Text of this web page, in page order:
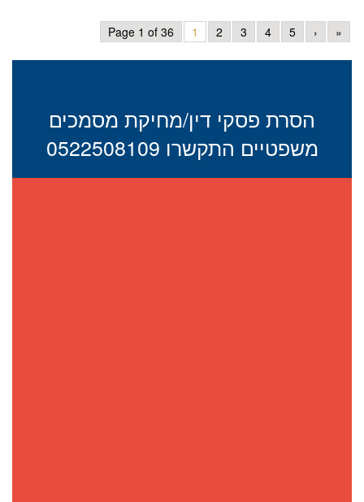
Page 1 of 36 1 2 3 4 5 › »
הסרת פסקי דין/מחיקת מסמכים
משפטיים התקשרו 0522508109